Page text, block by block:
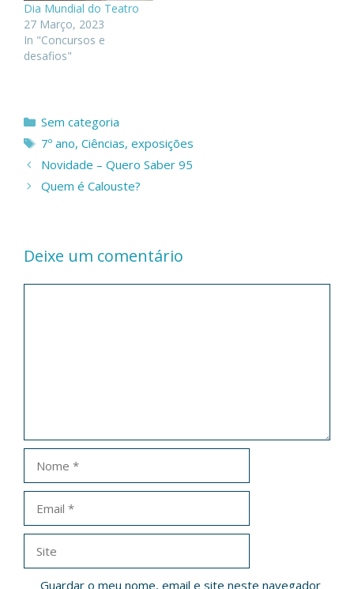
Dia Mundial do Teatro
27 Março, 2023
In "Concursos e
desafios"
Categorias
Sem categoria
Etiquetas
7º ano, Ciências, exposições
Novidade – Quero Saber 95
Quem é Calouste?
Deixe um comentário
Guardar o meu nome, email e site neste navegador